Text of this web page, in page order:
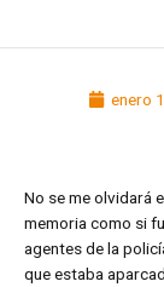
enero
No se me olvidará
memoria como si
agentes de la
que estaba